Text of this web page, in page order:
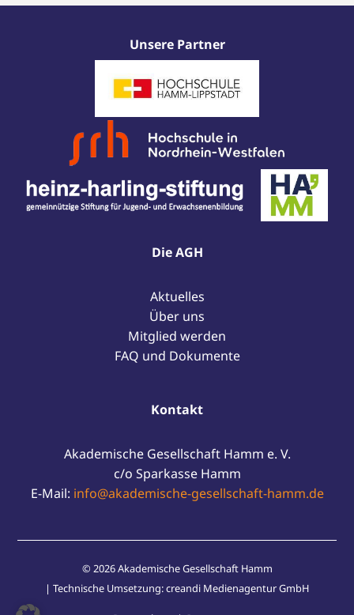
Unsere Partner
Die AGH
Aktuelles
Über uns
Mitglied werden
FAQ und Dokumente
Kontakt
Akademische Gesellschaft Hamm e. V.
c/o Sparkasse Hamm
E-Mail: info@akademische-gesellschaft-hamm.de
© 2026 Akademische Gesellschaft Hamm
| Technische Umsetzung:creandi Medienagentur GmbH